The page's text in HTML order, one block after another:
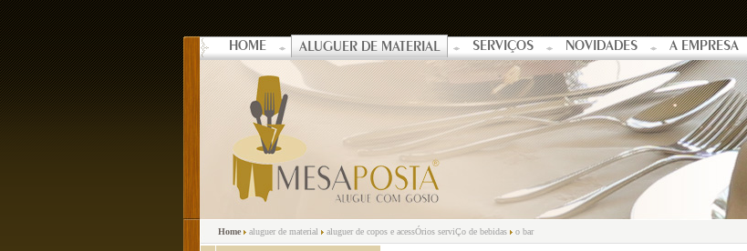
HOME ALUGUER DE MATERIAL SERVIÇOS NOVIDADES A EMPRESA
Home aluguer de material aluguer de copos e acessÓrios serviÇo de bebidas o bar